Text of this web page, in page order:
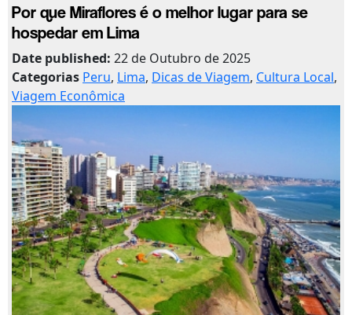
Por que Miraflores é o melhor lugar para se
hospedar em Lima
Date published: 22 de Outubro de 2025
Categorias Peru, Lima, Dicas de Viagem, Cultura Local,
Viagem Econômica